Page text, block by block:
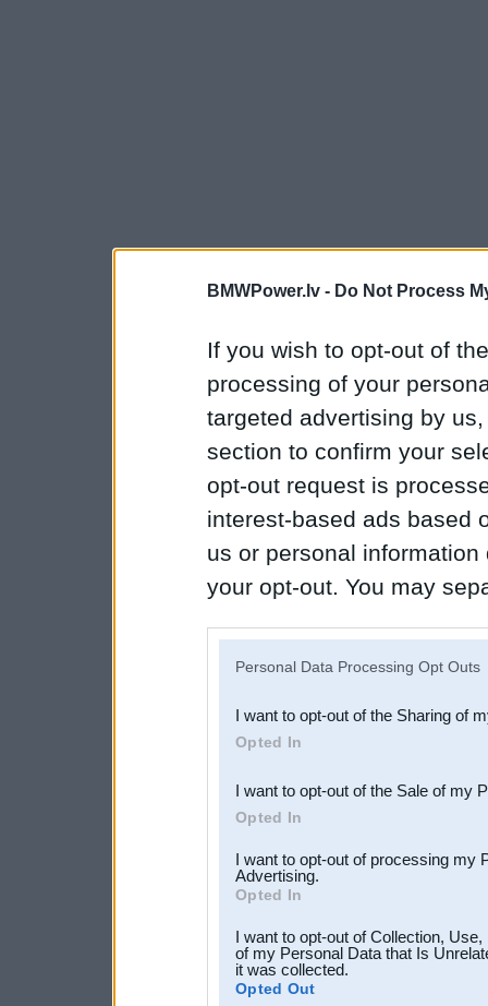
BMWPower.lv - Do Not Process
If you wish to opt-out of
processing of your
targeted advertising by
section to confirm your
opt-out request is
interest-based ads based
us or personal
your opt-out. You may
Downstream Participants
third parties.
Personal Data Processing Opt Outs
I want to opt-out of the Sharing of
Opted In
I want to opt-out of the Sale of my
Opted In
I want to opt-out of processing my
Advertising.
Opted In
I want to opt-out of Collection,
of my Personal Data that Is
it was collected.
Opted Out